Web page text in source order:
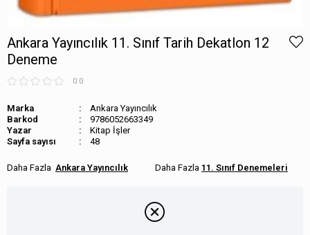
Ankara Yayıncılık 11. Sınıf Tarih Dekatlon 12
Deneme
0.0
Marka
Ankara Yayıncılık
Barkod
9786052663349
Kitap İşler
Sayfa sayısı
48
Ankara Yayıncılık 11. Sınıf Denemeleri